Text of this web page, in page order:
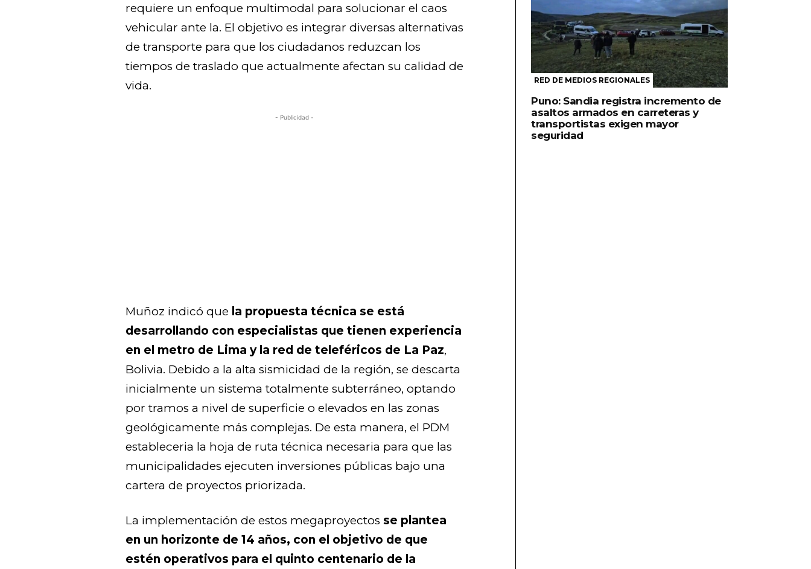
requiere un enfoque multimodal para solucionar el caos
vehicular ante la. El objetivo es integrar diversas alternativas
de transporte para que los ciudadanos reduzcan los
tiempos de traslado que actualmente afectan su calidad de
vida.
- Publicidad -
Muñoz indicó que la propuesta técnica se está
desarrollando con especialistas que tienen experiencia
en el metro de Lima y la red de teleféricos de La Paz,
Bolivia. Debido a la alta sismicidad de la región, se descarta
inicialmente un sistema totalmente subterráneo, optando
por tramos a nivel de superficie o elevados en las zonas
geológicamente más complejas. De esta manera, el PDM
estableceria la hoja de ruta técnica necesaria para que las
municipalidades ejecuten inversiones públicas bajo una
cartera de proyectos priorizada.
La implementación de estos megaproyectos se plantea
en un horizonte de 14 años, con el objetivo de que
estén operativos para el quinto centenario de la
RED DE MEDIOS REGIONALES
Puno: Sandia registra incremento de
asaltos armados en carreteras y
transportistas exigen mayor
seguridad